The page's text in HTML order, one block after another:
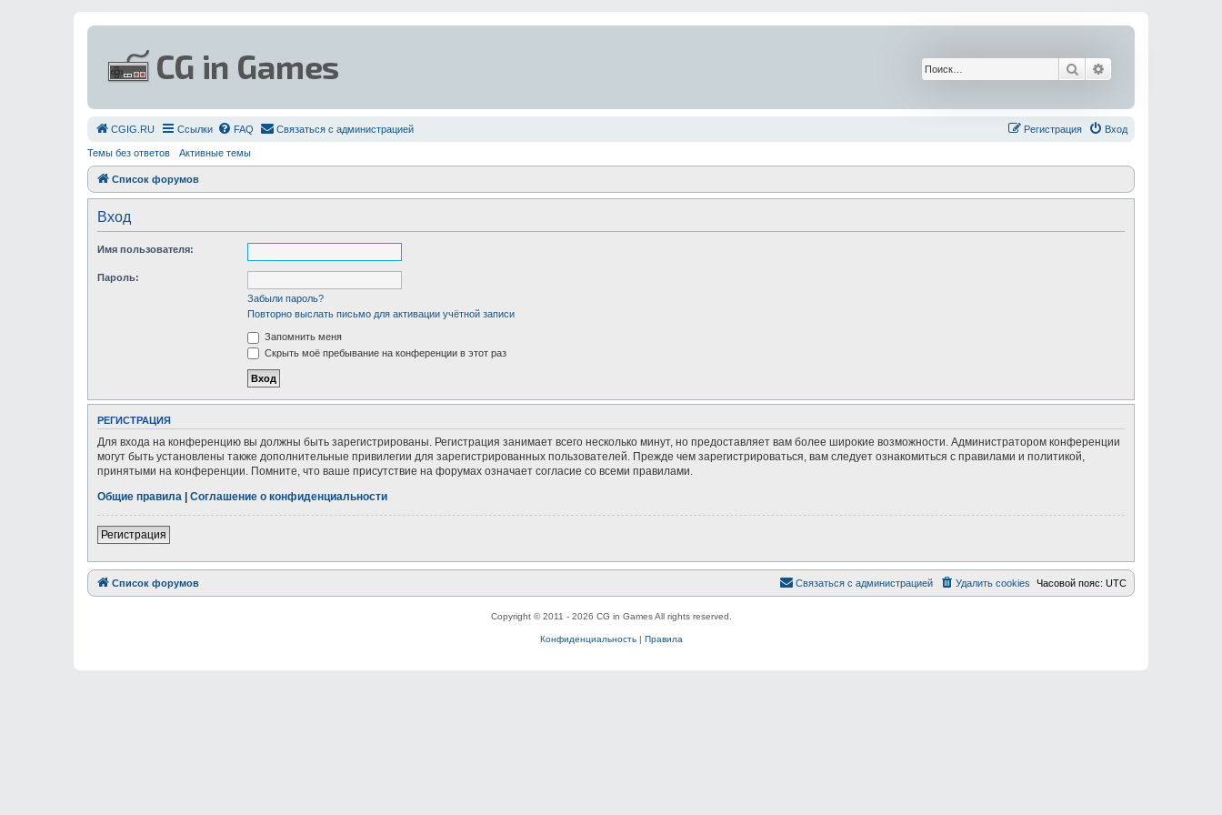
Поиск
СGIG.RU Ссылки FAQ Связаться с администрацией Вход
Регистрация
Темы без ответов Активные темы
Список форумов
Вход
Имя пользователя:
Пароль:
Забыли пароль?
Повторно выслать письмо для активации учётной записи
Запомнить меня
Скрыть моё пребывание на конференции в этот раз
РЕГИСТРАЦИЯ
Для входа на конференцию вы должны быть зарегистрированы. Регистрация занимает всего несколько минут, но предоставляет вам более широкие возможности. Администратором конференции
могут быть установлены также дополнительные привилегии для зарегистрированных пользователей. Прежде чем зарегистрироваться, вам следует ознакомиться с правилами и политикой,
принятыми на конференции. Помните, что ваше присутствие на форумах означает согласие со всеми правилами.
Общие правила | Соглашение о конфиденциальности
Регистрация
Список форумов Часовой пояс: UTC
Удалить cookies
Связаться с администрацией
Copyright © 2011 - 2026 CG in Games All rights reserved.
Конфиденциальность| Правила